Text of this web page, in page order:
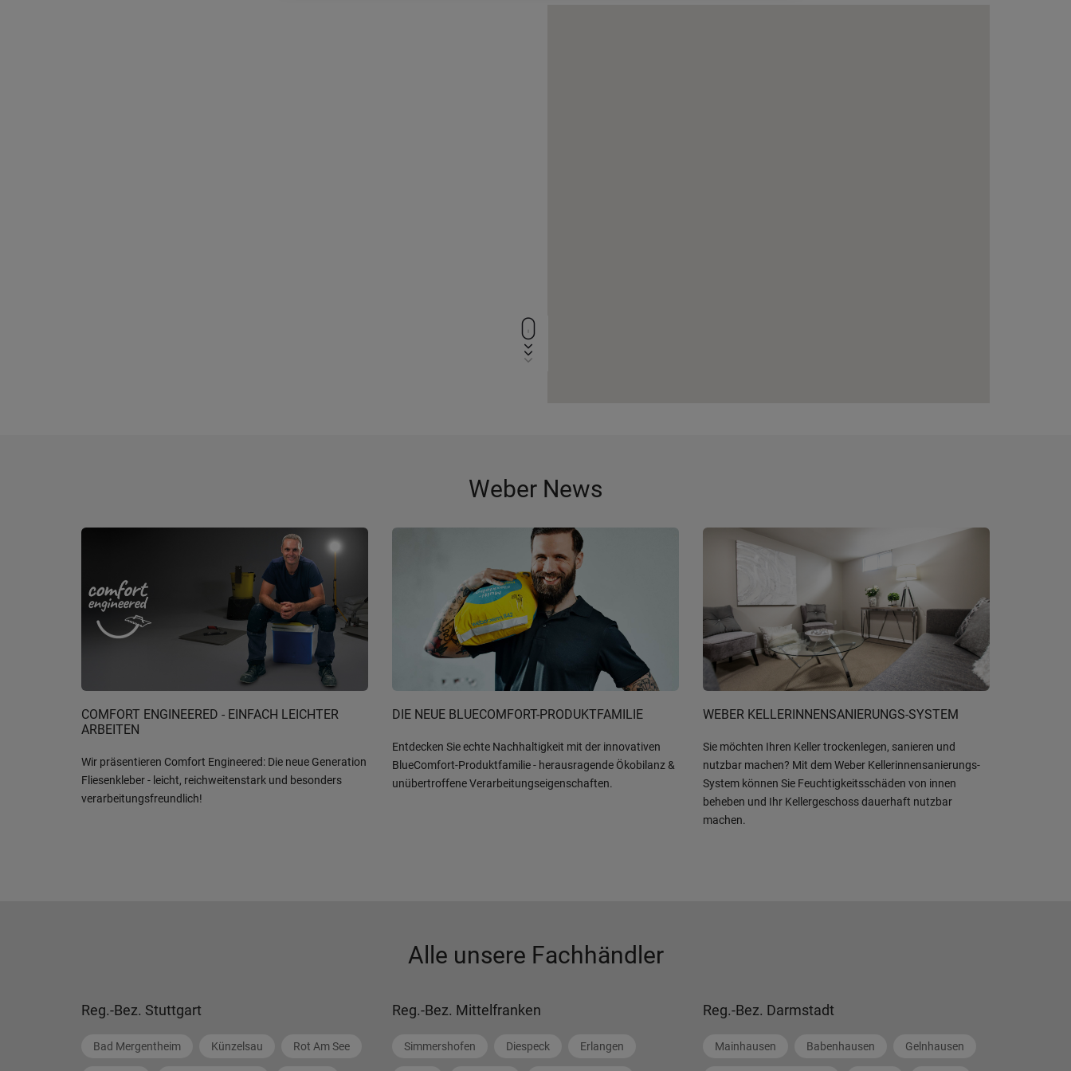
Weber News
COMFORT ENGINEERED - EINFACH LEICHTER
ARBEITEN
Wir präsentieren Comfort Engineered: Die neue Generation
Fliesenkleber - leicht, reichweitenstark und besonders
verarbeitungsfreundlich!
DIE NEUE BLUECOMFORT-PRODUKTFAMILIE
Entdecken Sie echte Nachhaltigkeit mit der innovativen
BlueComfort-Produktfamilie - herausragende Ökobilanz &
unübertroffene Verarbeitungseigenschaften.
WEBER KELLERINNENSANIERUNGS-SYSTEM
Sie möchten Ihren Keller trockenlegen, sanieren und
nutzbar machen? Mit dem Weber Kellerinnensanierungs-
System können Sie Feuchtigkeitsschäden von innen
beheben und Ihr Kellergeschoss dauerhaft nutzbar
machen.
Alle unsere Fachhändler
Reg.-Bez. Stuttgart
Bad Mergentheim Künzelsau Rot Am See
Reg.-Bez. Mittelfranken
Simmershofen Diespeck Erlangen
Reg.-Bez. Darmstadt
Mainhausen Babenhausen Gelnhausen